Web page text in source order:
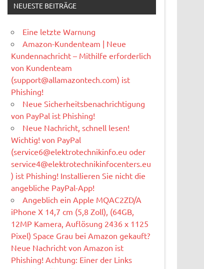
NEUESTE BEITRÄGE
Eine letzte Warnung
Amazon-Kundenteam | Neue
Kundennachricht – Mithilfe erforderlich
von Kundenteam
(support@allamazontech.com) ist
Phishing!
Neue Sicherheitsbenachrichtigung
von PayPal ist Phishing!
Neue Nachricht, schnell lesen!
Wichtig! von PayPal
(service6@elektrotechnikinfo.eu oder
service4@elektrotechnikinfocenters.eu
) ist Phishing! Installieren Sie nicht die
angebliche PayPal-App!
Angeblich ein Apple MQAC2ZD/A
iPhone X 14,7 cm (5,8 Zoll), (64GB,
12MP Kamera, Auflösung 2436 x 1125
Pixel) Space Grau bei Amazon gekauft?
Neue Nachricht von Amazon ist
Phishing! Achtung: Einer der Links